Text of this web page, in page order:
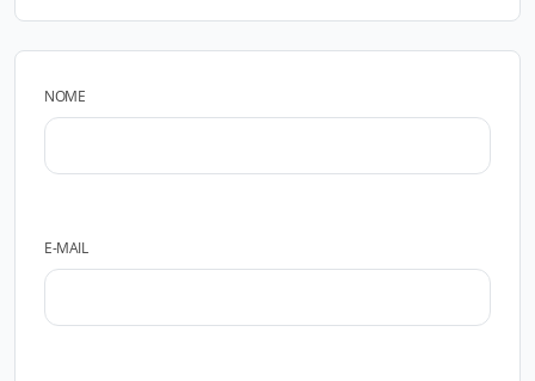
NOME
E-MAIL